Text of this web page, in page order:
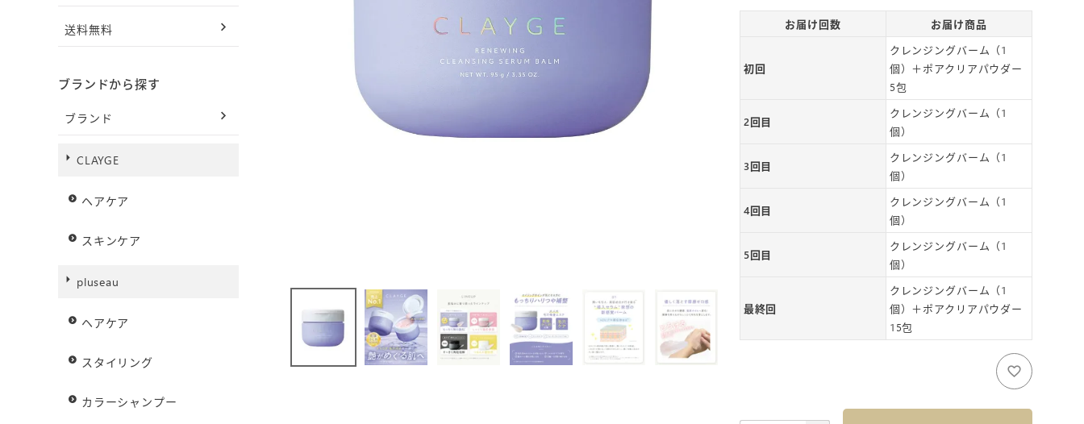
送料無料
ブランドから探す
ブランド
CLAYGE
ヘアケア
スキンケア
pluseau
ヘアケア
スタイリング
カラーシャンプー
お届け回数 お届け商品
初回
クレンジングバーム（1
個）＋ポアクリアパウダー
5包
2回目
クレンジングバーム（1
個）
3回目
クレンジングバーム（1
個）
4回目
クレンジングバーム（1
個）
5回目
クレンジングバーム（1
個）
最終回
クレンジングバーム（1
個）＋ポアクリアパウダー
15包